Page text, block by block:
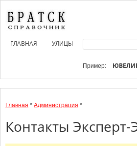
ГЛАВНАЯ УЛИЦЫ
Пример:
Главная * Администрация *
Контакты